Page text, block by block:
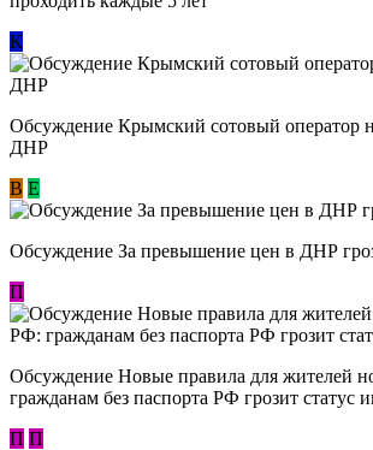
К
Обсуждение Крымский сотовый оператор
ДНР
В E
Обсуждение За превышение цен в ДНР
П
Обсуждение Новые правила для жителей
гражданам без паспорта РФ грозит статус
П П